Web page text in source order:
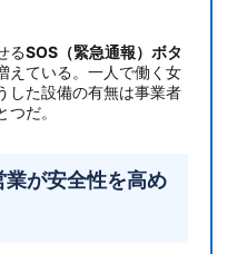
るSOS（緊急通報）ボタ
えている。一人で働く女
した設備の有無は事業者
だ。
が安全性を高め